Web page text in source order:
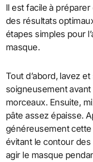
Il est facile à
des résultats
étapes simples pour
masque.
Tout d’abord, lavez
soigneusement
morceaux. Ensuite,
pâte assez épaisse.
généreusement
évitant le contour
agir le masque